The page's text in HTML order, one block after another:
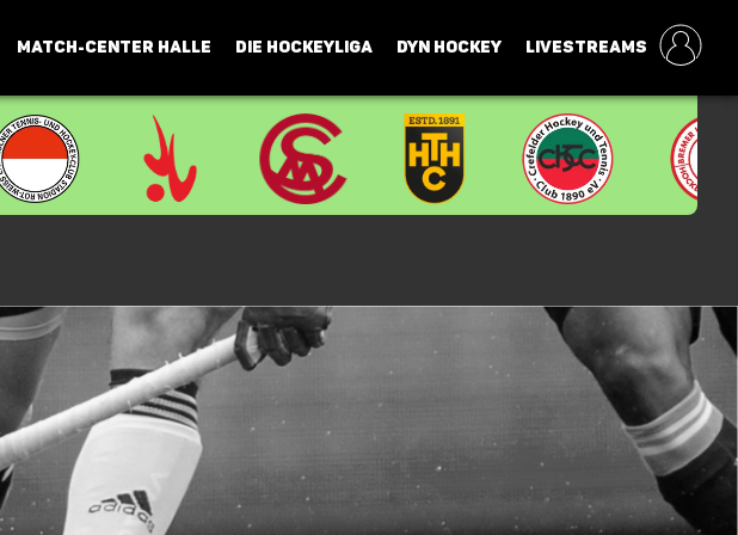
MATCH-CENTER HALLE DIE HOCKEYLIGA DYN HOCKEY LIVESTREAMS